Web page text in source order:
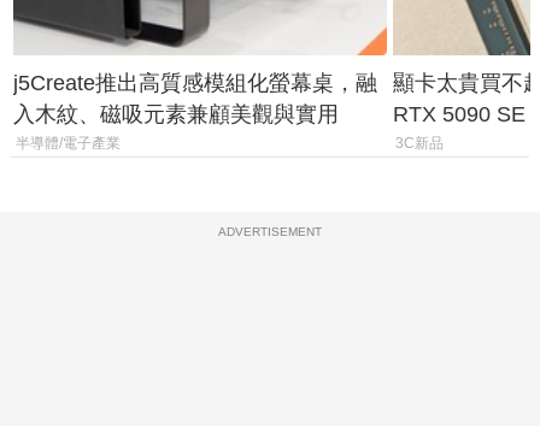
j5Create推出高質感模組化螢幕桌，融
入木紋、磁吸元素兼顧美觀與實用
半導體/電子產業
顯卡太貴買不
RTX 5090 SE
體
3C新品
ADVERTISEMENT